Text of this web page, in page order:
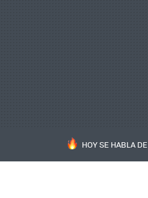
HOY SE HABLA DE